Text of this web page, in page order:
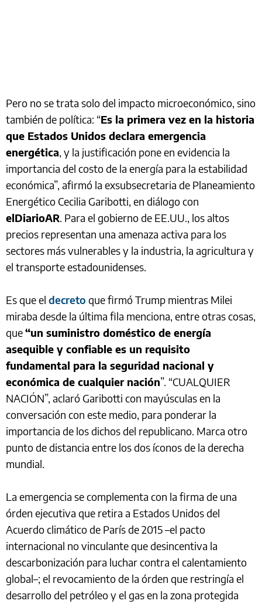
Pero no se trata solo del impacto microeconómico, sino
también de política: “Es la primera vez en la historia
que Estados Unidos declara emergencia
energética, y la justificación pone en evidencia la
importancia del costo de la energía para la estabilidad
económica”, afirmó la exsubsecretaria de Planeamiento
Energético Cecilia Garibotti, en diálogo con
elDiarioAR. Para el gobierno de EE.UU., los altos
precios representan una amenaza activa para los
sectores más vulnerables y la industria, la agricultura y
el transporte estadounidenses.
Es que el decreto que firmó Trump mientras Milei
miraba desde la última fila menciona, entre otras cosas,
que“un suministro doméstico de energía
asequible y confiable es un requisito
fundamental para la seguridad nacional y
económica de cualquier nación”. “CUALQUIER
NACIÓN”, aclaró Garibotti con mayúsculas en la
conversación con este medio, para ponderar la
importancia de los dichos del republicano. Marca otro
punto de distancia entre los dos íconos de la derecha
mundial.
La emergencia se complementa con la firma de una
órden ejecutiva que retira a Estados Unidos del
Acuerdo climático de París de 2015 –el pacto
internacional no vinculante que desincentiva la
descarbonización para luchar contra el calentamiento
global–; el revocamiento de la órden que restringía el
desarrollo del petróleo y el gas en la zona protegida